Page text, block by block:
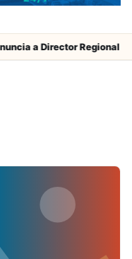
a Director Regional